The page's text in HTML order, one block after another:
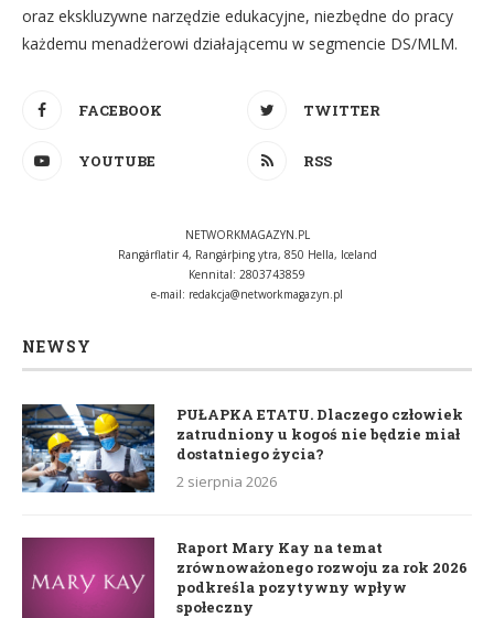
oraz ekskluzywne narzędzie edukacyjne, niezbędne do pracy
każdemu menadżerowi działającemu w segmencie DS/MLM.
FACEBOOK TWITTER
YOUTUBE RSS
NETWORKMAGAZYN.PL
Rangárflatir 4, Rangárþing ytra, 850 Hella, Iceland
Kennital: 2803743859
e-mail: redakcja@networkmagazyn.pl
NEWSY
PUŁAPKA ETATU. Dlaczego człowiek
zatrudniony u kogoś nie będzie miał
dostatniego życia?
2 sierpnia 2026
Raport Mary Kay na temat
zrównoważonego rozwoju za rok 2026
podkreśla pozytywny wpływ
społeczny